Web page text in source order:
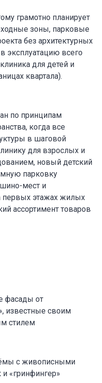
грамотно планирует
зоны, парковые
без архитектурных
эксплуатацию всего
для детей и
квартала).
по принципам
когда все
в шаговой
для взрослых и
новый детский
парковку
мест и
этажах жилых
ассортимент товаров
фасады от
известные своим
стилем
с живописными
«гринфингер»